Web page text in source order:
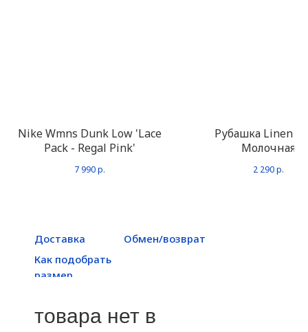
Nike Wmns Dunk Low 'Lace
Pack - Regal Pink'
7 990 р.
Рубашка Linen
Молочная
2 290 р.
Доставка
Обмен/возврат
Как подобрать
размер
товара нет в